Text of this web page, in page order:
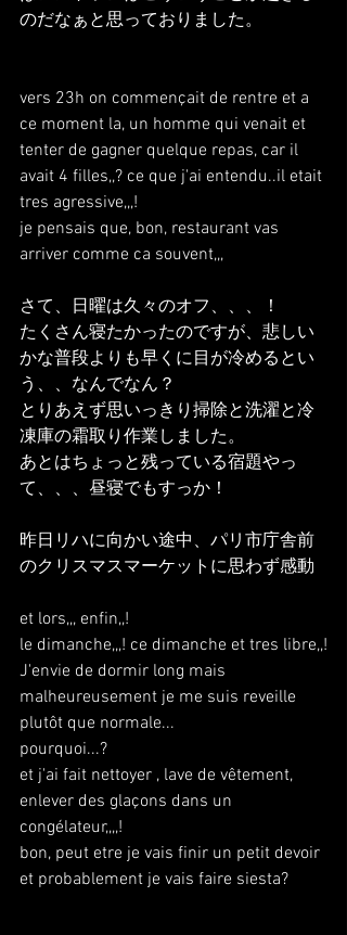
のだなぁと思っておりました。
vers 23h on commençait de rentre et a
ce moment la, un homme qui venait et
tenter de gagner quelque repas, car il
avait 4 filles,,? ce que j'ai entendu..il etait
tres agressive,,,!
je pensais que, bon, restaurant vas
arriver comme ca souvent,,,
さて、日曜は久々のオフ、、、！
たくさん寝たかったのですが、悲しい
かな普段よりも早くに目が冷めるとい
う、、なんでなん？
とりあえず思いっきり掃除と洗濯と冷
凍庫の霜取り作業しました。
あとはちょっと残っている宿題やっ
て、、、昼寝でもすっか！
昨日リハに向かい途中、パリ市庁舎前
のクリスマスマーケットに思わず感動
et lors,,, enfin,,!
le dimanche,,,! ce dimanche et tres libre,,!
J'envie de dormir long mais
malheureusement je me suis reveille
plutôt que normale...
pourquoi...?
et j'ai fait nettoyer , lave de vêtement,
enlever des glaçons dans un
congélateur,,,,!
bon, peut etre je vais finir un petit devoir
et probablement je vais faire siesta?